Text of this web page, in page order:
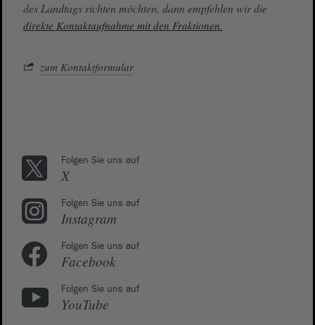
des Landtags richten möchten, dann empfehlen wir die
direkte Kontaktaufnahme mit den Fraktionen.
zum Kontaktformular
Folgen Sie uns auf
X
Folgen Sie uns auf
Instagram
Folgen Sie uns auf
Facebook
Folgen Sie uns auf
YouTube